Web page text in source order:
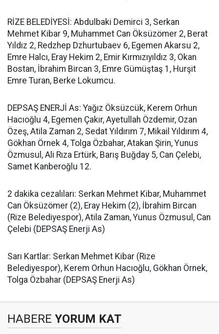
RİZE BELEDİYESİ: Abdulbaki Demirci 3, Serkan
Mehmet Kibar 9, Muhammet Can Öksüzömer 2, Berat
Yıldız 2, Redzhep Dzhurtubaev 6, Egemen Akarsu 2,
Emre Halcı, Eray Hekim 2, Emir Kırmızıyıldız 3, Okan
Bostan, İbrahim Bircan 3, Emre Gümüştaş 1, Hurşit
Emre Turan, Berke Lokumcu.
DEPSAŞ ENERJİ As: Yağız Öksüzcük, Kerem Orhun
Hacıoğlu 4, Egemen Çakır, Ayetullah Özdemir, Ozan
Özeş, Atila Zaman 2, Sedat Yıldırım 7, Mikail Yıldırım 4,
Gökhan Örnek 4, Tolga Özbahar, Atakan Şirin, Yunus
Özmusul, Ali Rıza Ertürk, Barış Buğday 5, Can Çelebi,
Samet Kanberoğlu 12.
2 dakika cezalıları: Serkan Mehmet Kibar, Muhammet
Can Öksüzömer (2), Eray Hekim (2), İbrahim Bircan
(Rize Belediyespor), Atila Zaman, Yunus Özmusul, Can
Çelebi (DEPSAŞ Enerji As)
Sarı Kartlar: Serkan Mehmet Kibar (Rize
Belediyespor), Kerem Orhun Hacıoğlu, Gökhan Örnek,
Tolga Özbahar (DEPSAŞ Enerji As)
HABERE YORUM KAT